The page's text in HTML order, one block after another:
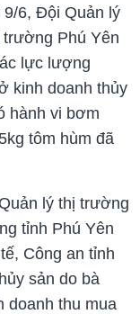
9/6, Đội Quản lý
Phú Yên
lực lượng
kinh doanh thủy
hành vi bơm
tôm hùm đã
lý thị trường
tỉnh Phú Yên
Công an tỉnh
sản do bà
doanh thu mua